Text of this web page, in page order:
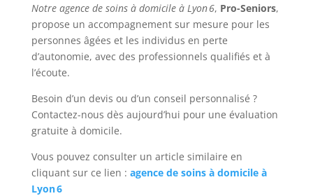
Notre agence de soins à domicile à Lyon 6, Pro-Seniors,
propose un accompagnement sur mesure pour les
personnes âgées et les individus en perte
d’autonomie, avec des professionnels qualifiés et à
l’écoute.
Besoin d’un devis ou d’un conseil personnalisé ?
Contactez-nous dès aujourd’hui pour une évaluation
gratuite à domicile.
Vous pouvez consulter un article similaire en
cliquant sur ce lien : agence de soins à domicile à
Lyon 6